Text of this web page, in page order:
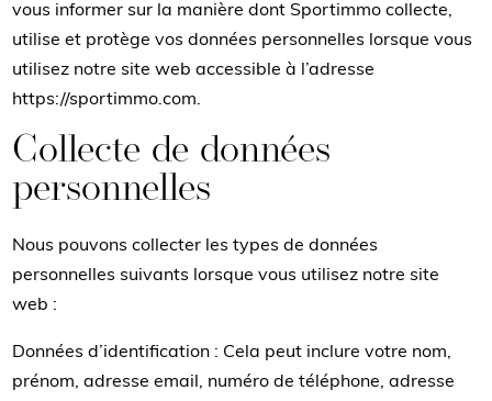
vous informer sur la manière dont Sportimmo collecte,
utilise et protège vos données personnelles lorsque vous
utilisez notre site web accessible à l’adresse
https://sportimmo.com.
Collecte de données
personnelles
Nous pouvons collecter les types de données
personnelles suivants lorsque vous utilisez notre site
web :
Données d’identification : Cela peut inclure votre nom,
prénom, adresse email, numéro de téléphone, adresse